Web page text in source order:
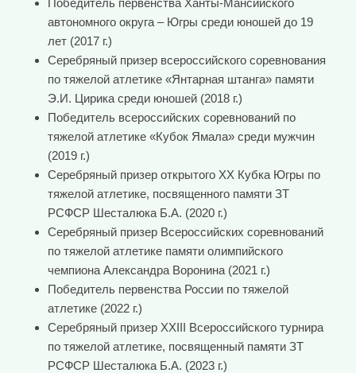
Победитель первенства Ханты-Мансийского
автономного округа – Югры среди юношей до 19
лет (2017 г.)
Серебряный призер всероссийского соревнования
по тяжелой атлетике «Янтарная штанга» памяти
Э.И. Цирика среди юношей (2018 г.)
Победитель всероссийских соревнований по
тяжелой атлетике «Кубок Ямала» среди мужчин
(2019 г.)
Серебряный призер открытого ХХ Кубка Югры по
тяжелой атлетике, посвященного памяти ЗТ
РСФСР Шесталюка Б.А. (2020 г.)
Серебряный призер Всероссийских соревнований
по тяжелой атлетике памяти олимпийского
чемпиона Александра Воронина (2021 г.)
Победитель первенства России по тяжелой
атлетике (2022 г.)
Серебряный призер ХXIII Всероссийского турнира
по тяжелой атлетике, посвященный памяти ЗТ
РСФСР Шесталюка Б.А. (2023 г.)